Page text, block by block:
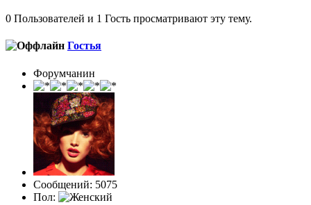
0 Пользователей и 1 Гость просматривают эту тему.
Гостья
Форумчанин
Сообщений: 5075
Пол: